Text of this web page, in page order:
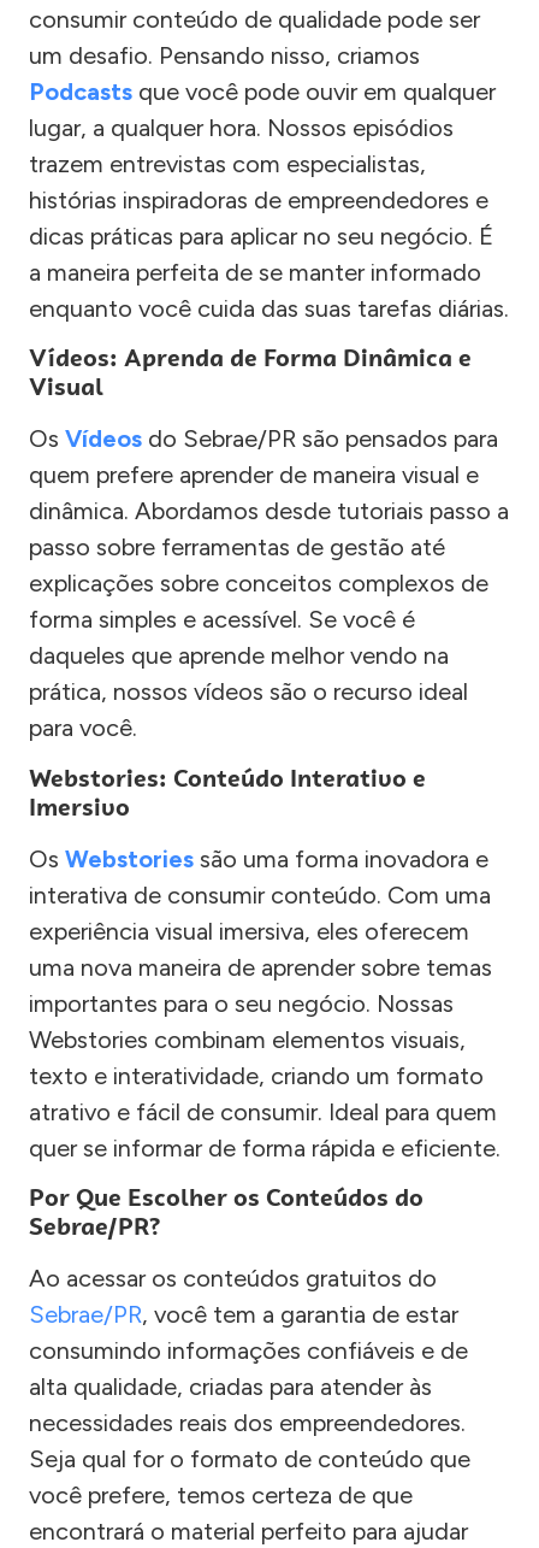
consumir conteúdo de qualidade pode ser
um desafio. Pensando nisso, criamos
Podcasts que você pode ouvir em qualquer
lugar, a qualquer hora. Nossos episódios
trazem entrevistas com especialistas,
histórias inspiradoras de empreendedores e
dicas práticas para aplicar no seu negócio. É
a maneira perfeita de se manter informado
enquanto você cuida das suas tarefas diárias.
Vídeos: Aprenda de Forma Dinâmica e
Visual
Os Vídeos do Sebrae/PR são pensados para
quem prefere aprender de maneira visual e
dinâmica. Abordamos desde tutoriais passo a
passo sobre ferramentas de gestão até
explicações sobre conceitos complexos de
forma simples e acessível. Se você é
daqueles que aprende melhor vendo na
prática, nossos vídeos são o recurso ideal
para você.
Webstories: Conteúdo Interativo e
Imersivo
Os Webstories são uma forma inovadora e
interativa de consumir conteúdo. Com uma
experiência visual imersiva, eles oferecem
uma nova maneira de aprender sobre temas
importantes para o seu negócio. Nossas
Webstories combinam elementos visuais,
texto e interatividade, criando um formato
atrativo e fácil de consumir. Ideal para quem
quer se informar de forma rápida e eficiente.
Por Que Escolher os Conteúdos do
Sebrae/PR?
Ao acessar os conteúdos gratuitos do
Sebrae/PR, você tem a garantia de estar
consumindo informações confiáveis e de
alta qualidade, criadas para atender às
necessidades reais dos empreendedores.
Seja qual for o formato de conteúdo que
você prefere, temos certeza de que
encontrará o material perfeito para ajudar